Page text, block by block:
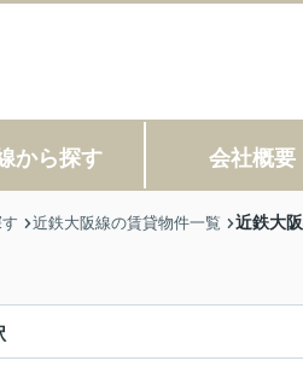
から探す 会社概要
近鉄大阪線の賃貸物件一覧 近鉄大